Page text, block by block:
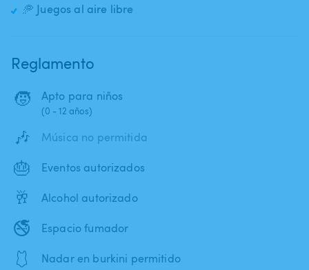
🥏 Juegos al aire libre
Reglamento
🧒 Apto para niños
(0 - 12 años)
🎶 Música no permitida
🎂 Eventos autorizados
🥂 Alcohol autorizado
🚭 Espacio fumador
🩱 Nadar en burkini permitido